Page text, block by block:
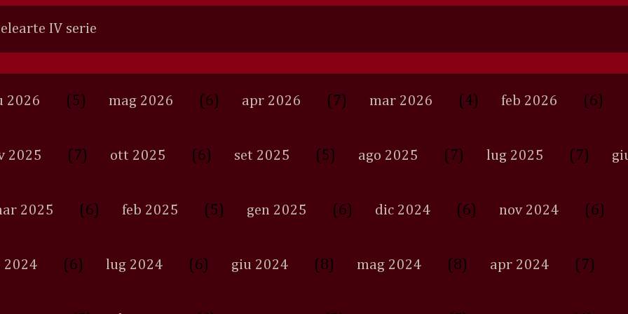
IV serie
2026 (5) mag 2026 (6) apr 2026 (7) mar 2026 (4) feb 2026 (6)
2025 (7) ott 2025 (6) set 2025 (5) ago 2025 (7) lug 2025 (7)
2025 (6) feb 2025 (5) gen 2025 (6) dic 2024 (6) nov 2024 (6)
2024 (6) lug 2024 (6) giu 2024 (8) mag 2024 (8) apr 2024 (7)